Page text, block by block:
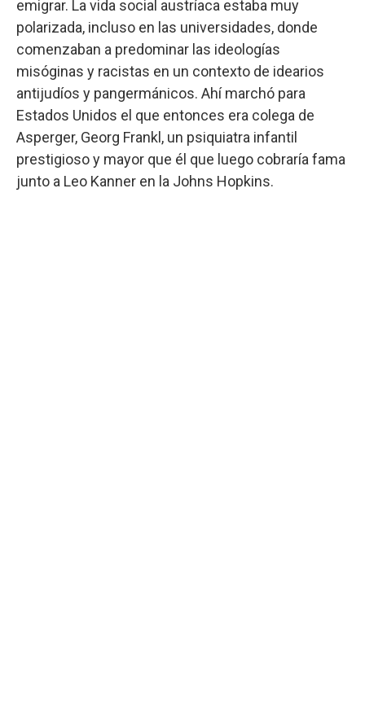
emigrar. La vida social austríaca estaba muy
polarizada, incluso en las universidades, donde
comenzaban a predominar las ideologías
misóginas y racistas en un contexto de idearios
antijudíos y pangermánicos. Ahí marchó para
Estados Unidos el que entonces era colega de
Asperger, Georg Frankl, un psiquiatra infantil
prestigioso y mayor que él que luego cobraría fama
junto a Leo Kanner en la Johns Hopkins.